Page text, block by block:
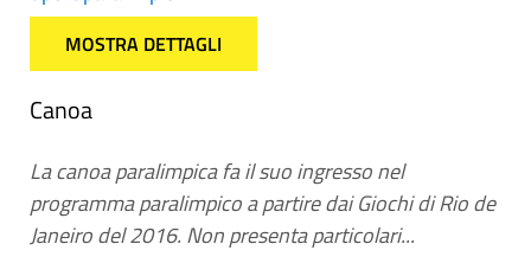
MOSTRA DETTAGLI
Canoa
La canoa paralimpica fa il suo ingresso nel
programma paralimpico a partire dai Giochi di Rio de
Janeiro del 2016. Non presenta particolari...